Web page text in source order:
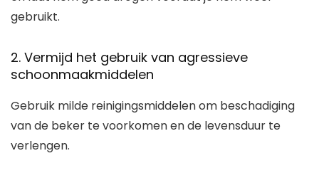
gebruikt.
2. Vermijd het gebruik van agressieve
schoonmaakmiddelen
Gebruik milde reinigingsmiddelen om beschadiging
van de beker te voorkomen en de levensduur te
verlengen.